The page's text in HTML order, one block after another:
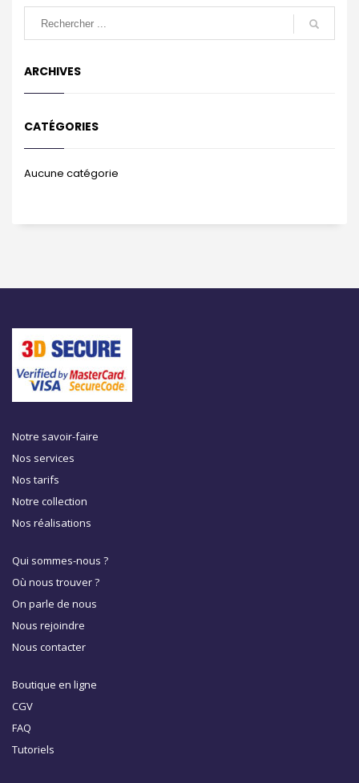
ARCHIVES
CATÉGORIES
Aucune catégorie
Notre savoir-faire
Nos services
Nos tarifs
Notre collection
Nos réalisations
Qui sommes-nous ?
Où nous trouver ?
On parle de nous
Nous rejoindre
Nous contacter
Boutique en ligne
CGV
FAQ
Tutoriels